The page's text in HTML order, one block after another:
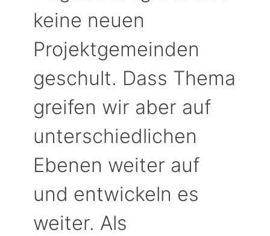
keine neuen
Projektgemeinden
geschult. Dass Thema
greifen wir aber auf
unterschiedlichen
Ebenen weiter auf
und entwickeln es
weiter. Als